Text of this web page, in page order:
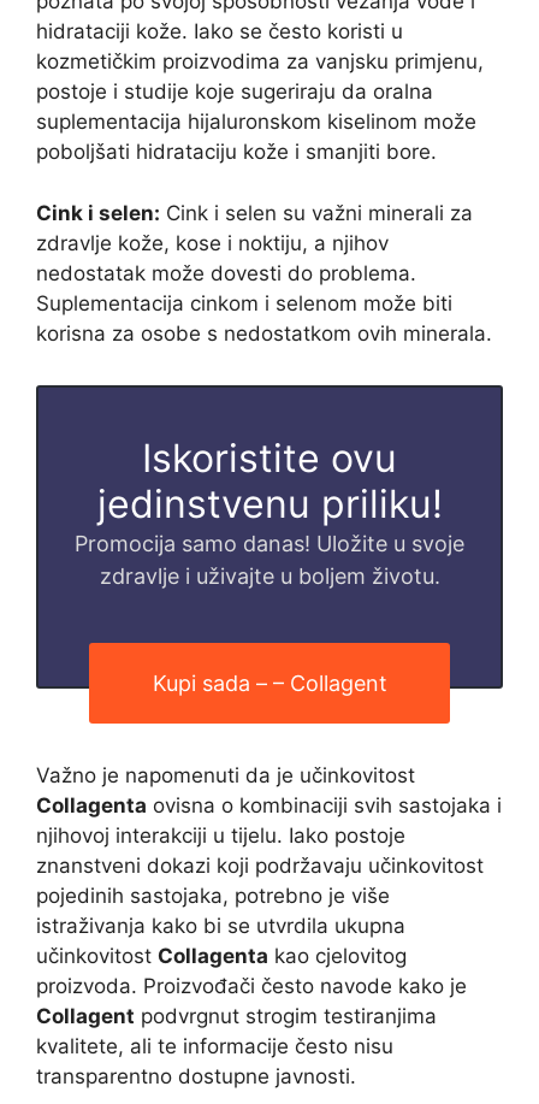
hidrataciji kože. Iako se često koristi u
kozmetičkim proizvodima za vanjsku primjenu,
postoje i studije koje sugeriraju da oralna
suplementacija hijaluronskom kiselinom može
poboljšati hidrataciju kože i smanjiti bore.
Cink i selen: Cink i selen su važni minerali za
zdravlje kože, kose i noktiju, a njihov
nedostatak može dovesti do problema.
Suplementacija cinkom i selenom može biti
korisna za osobe s nedostatkom ovih minerala.
Iskoristite ovu
jedinstvenu priliku!
Promocija samo danas! Uložite u svoje
zdravlje i uživajte u boljem životu.
Kupi sada – – Collagent
Važno je napomenuti da je učinkovitost
Collagenta ovisna o kombinaciji svih sastojaka i
njihovoj interakciji u tijelu. Iako postoje
znanstveni dokazi koji podržavaju učinkovitost
pojedinih sastojaka, potrebno je više
istraživanja kako bi se utvrdila ukupna
učinkovitost Collagenta kao cjelovitog
proizvoda. Proizvođači često navode kako je
Collagent podvrgnut strogim testiranjima
kvalitete, ali te informacije često nisu
transparentno dostupne javnosti.